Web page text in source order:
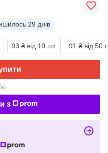
29 днів
93 ₴ від 10 шт. 91 ₴ від 50
з